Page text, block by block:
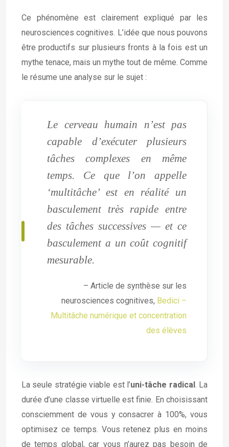
Ce phénomène est clairement expliqué par les
neurosciences cognitives. L’idée que nous pouvons
être productifs sur plusieurs fronts à la fois est un
mythe tenace, mais un mythe tout de même. Comme
le résume une analyse sur le sujet :
Le cerveau humain n’est pas
capable d’exécuter plusieurs
tâches complexes en même
temps. Ce que l’on appelle
‘multitâche’ est en réalité un
basculement très rapide entre
des tâches successives — et ce
basculement a un coût cognitif
mesurable.
– Article de synthèse sur les
neurosciences cognitives, Bedici –
Multitâche numérique et concentration
des élèves
La seule stratégie viable est l’uni-tâche radical. La
durée d’une classe virtuelle est finie. En choisissant
consciemment de vous y consacrer à 100%, vous
optimisez ce temps. Vous retenez plus en moins
de temps global, car vous n’aurez pas besoin de